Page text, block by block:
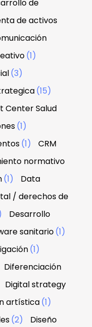
de
de activos
(1)
(3)
(15)
Center Salud
(1)
(1)
CRM
normativo
(1)
Data
/ derechos de
Desarrollo
sanitario(1)
(1)
Diferenciación
Digital strategy
artística(1)
(2)
Diseño